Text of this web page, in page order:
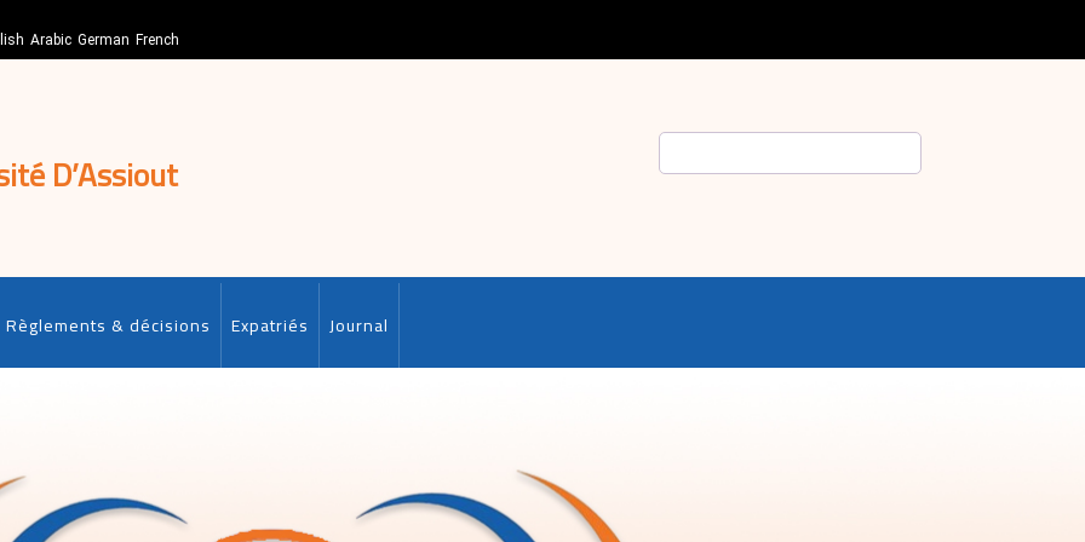
Arabic German French
D’Assiout
Règlements & décisions Expatriés Journal